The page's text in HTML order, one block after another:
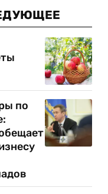
по